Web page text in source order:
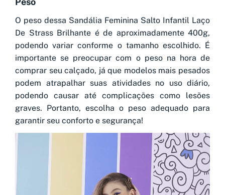
O peso dessa Sandália Feminina Salto Infantil Laço
De Strass Brilhante é de aproximadamente 400g,
podendo variar conforme o tamanho escolhido. É
importante se preocupar com o peso na hora de
comprar seu calçado, já que modelos mais pesados
podem atrapalhar suas atividades no uso diário,
podendo causar até complicações como lesões
graves. Portanto, escolha o peso adequado para
garantir seu conforto e segurança!